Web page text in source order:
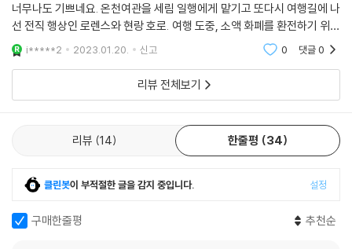
너무나도 기쁘네요. 온천여관을 세림 일행에게 맡기고 또다시 여행길에 나
선 전직 행상인 로렌스와 현랑 호로. 여행 도중, 소액 화폐를 환전하기 위해
들른 바런 주교령에서 그리운 인물 엘사와 재회한다. 사제가 된 엘사는 교
회 재산 관리
i*****2 2023.01.20. 신고 0 댓글0
리뷰 전체보기
리뷰 14 한줄평 34
클린봇이 부적절한 글을 감지 중입니다. 설정
구매한줄평 추천순